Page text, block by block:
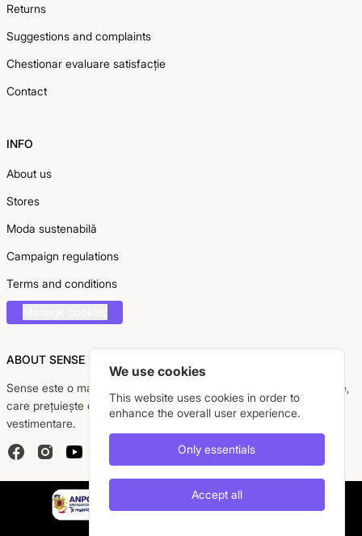
Returns
Suggestions and complaints
Chestionar evaluare satisfacție
Contact
INFO
About us
Stores
Moda sustenabilă
Campaign regulations
Terms and conditions
ABOUT SENSE
Sense este o marcă românească dedicată femeii moderne, active,
care prețuiește eleganța, confortul și calitatea pieselor
vestimentare.
FacebookInstagramYouTube
We use cookies
This website uses cookies in order to
enhance the overall user experience.
Only essentials
Accept all